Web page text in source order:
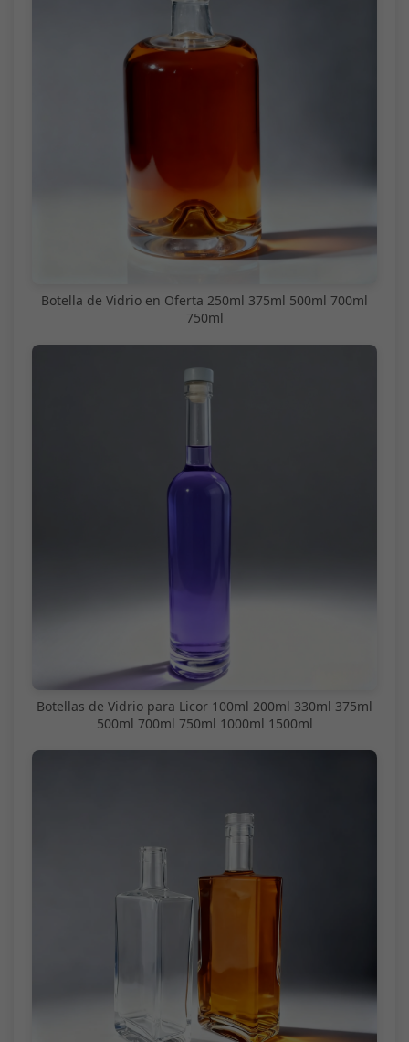
Botella de Vidrio en Oferta 250ml 375ml 500ml 700ml
750ml
Botellas de Vidrio para Licor 100ml 200ml 330ml 375ml
500ml 700ml 750ml 1000ml 1500ml